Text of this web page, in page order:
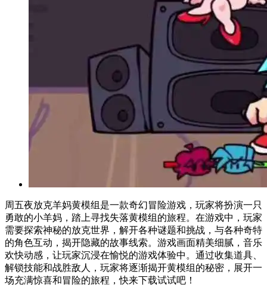
周五夜放克羊妈黄模组是一款奇幻冒险游戏，玩家将扮演一只
勇敢的小羊妈，踏上寻找失落黄模组的旅程。在游戏中，玩家
需要探索神秘的放克世界，解开各种谜题和挑战，与各种奇特
的角色互动，揭开隐藏的故事线索。游戏画面精美细腻，音乐
欢快动感，让玩家沉浸在愉悦的游戏体验中。通过收集道具、
解锁技能和战胜敌人，玩家将逐渐揭开黄模组的秘密，展开一
场充满惊喜和冒险的旅程，快来下载试试吧！